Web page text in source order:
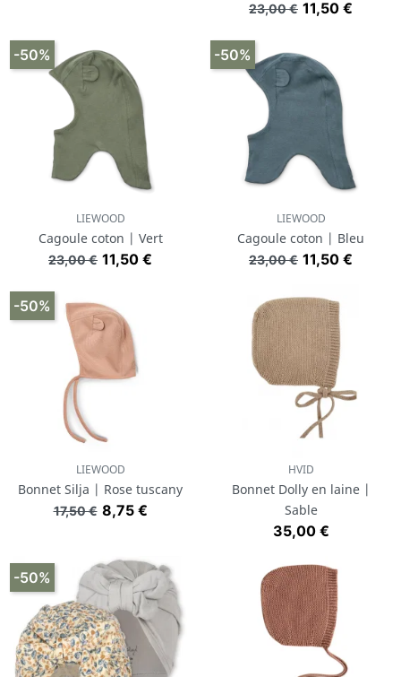
Prix de base
23,00 € Prix
11,50 €
LIEWOOD
Cagoule coton | Vert
Prix de base
23,00 € Prix
11,50 €
-50%
LIEWOOD
Cagoule coton | Bleu
Prix de base
23,00 € Prix
11,50 €
-50%
LIEWOOD
Bonnet Silja | Rose tuscany
Prix de base
17,50 € Prix
8,75 €
-50%
HVID
Bonnet Dolly en laine |
Sable
Prix
35,00 €
-50%